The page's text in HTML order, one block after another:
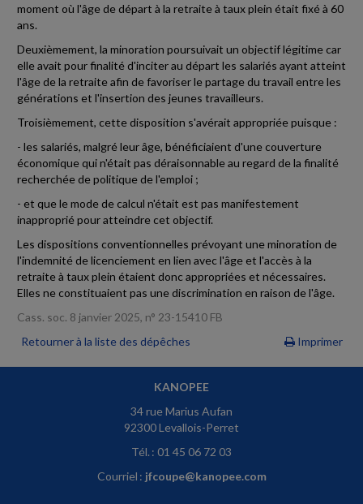
moment où l'âge de départ à la retraite à taux plein était fixé à 60
ans.
Deuxièmement, la minoration poursuivait un objectif légitime car
elle avait pour finalité d'inciter au départ les salariés ayant atteint
l'âge de la retraite afin de favoriser le partage du travail entre les
générations et l'insertion des jeunes travailleurs.
Troisièmement, cette disposition s'avérait appropriée puisque :
- les salariés, malgré leur âge, bénéficiaient d'une couverture
économique qui n'était pas déraisonnable au regard de la finalité
recherchée de politique de l'emploi ;
- et que le mode de calcul n'était est pas manifestement
inapproprié pour atteindre cet objectif.
Les dispositions conventionnelles prévoyant une minoration de
l'indemnité de licenciement en lien avec l'âge et l'accès à la
retraite à taux plein étaient donc appropriées et nécessaires.
Elles ne constituaient pas une discrimination en raison de l'âge.
Cass. soc. 8 janvier 2025, n° 23-15410 FB
Retourner à la liste des dépêches
Imprimer
KANOPEE
34 rue Marius Aufan
92300 Levallois-Perret
Tél. : 01 45 06 72 03
Courriel : jfcoupe@kanopee.com